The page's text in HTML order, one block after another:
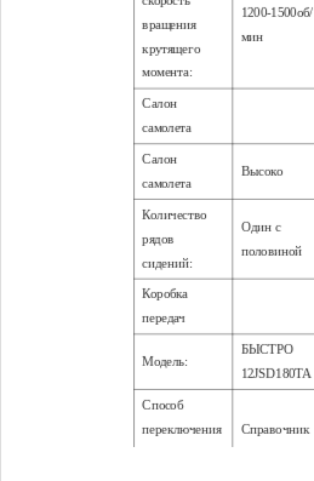
вращения
крутящего
момента:
1200-1500об/
мин
Салон
самолета
Салон
самолета
Высоко
Количество
рядов
сидений:
Один с
половиной
Коробка
передач
Модель:
БЫСТРО
12JSD180TA
Способ
переключения Справочник